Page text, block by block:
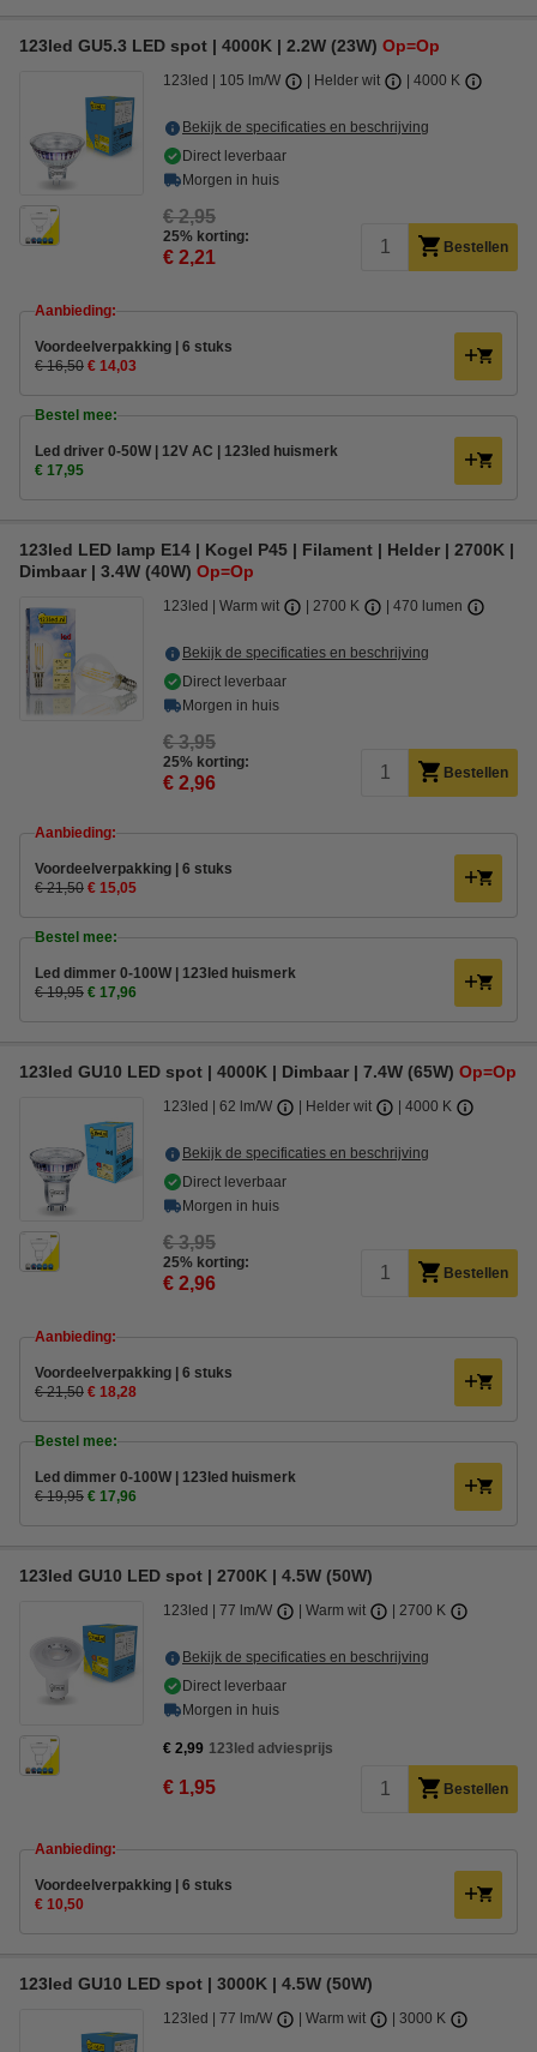
123led GU5.3 LED spot | 4000K | 2.2W (23W) Op=Op
123led 105 lm/W Helder wit 4000 K
Bekijk de specificaties en beschrijving
Direct leverbaar
Morgen in huis
€ 2,95
25% korting:
€ 2,21 Bestellen
Aanbieding:
Voordeelverpakking | 6 stuks
€ 16,50 € 14,03
Bestel mee:
Led driver 0-50W | 12V AC | 123led huismerk
€ 17,95
123led LED lamp E14 | Kogel P45 | Filament | Helder | 2700K |
Dimbaar | 3.4W (40W) Op=Op
123led Warm wit 2700 K 470 lumen
Bekijk de specificaties en beschrijving
Direct leverbaar
Morgen in huis
€ 3,95
25% korting:
€ 2,96 Bestellen
Aanbieding:
Voordeelverpakking | 6 stuks
€ 21,50 € 15,05
Bestel mee:
Led dimmer 0-100W | 123led huismerk
€ 19,95 € 17,96
123led GU10 LED spot | 4000K | Dimbaar | 7.4W (65W) Op=Op
123led 62 lm/W Helder wit 4000 K
Bekijk de specificaties en beschrijving
Direct leverbaar
Morgen in huis
€ 3,95
25% korting:
€ 2,96 Bestellen
Aanbieding:
Voordeelverpakking | 6 stuks
€ 21,50 € 18,28
Bestel mee:
Led dimmer 0-100W | 123led huismerk
€ 19,95 € 17,96
123led GU10 LED spot | 2700K | 4.5W (50W)
123led 77 lm/W Warm wit 2700 K
Bekijk de specificaties en beschrijving
Direct leverbaar
Morgen in huis
€ 2,99 123led adviesprijs
€ 1,95 Bestellen
Aanbieding:
Voordeelverpakking | 6 stuks
€ 10,50
123led GU10 LED spot | 3000K | 4.5W (50W)
123led 77 lm/W Warm wit 3000 K